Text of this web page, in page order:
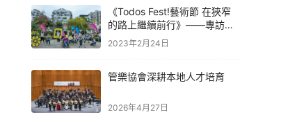
《Todos Fest!藝術節 在狹窄
的路上繼續前行》——專訪石
頭公社莫倩婷
2023年2月24日
管樂協會深耕本地人才培育
2026年4月27日